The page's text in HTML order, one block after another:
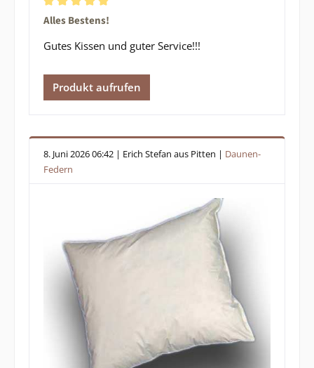
Durchschnittliche Bewertung von 5 von 5 Sternen
Alles Bestens!
Gutes Kissen und guter Service!!!
Produkt aufrufen
8. Juni 2026 06:42 | Erich Stefan aus Pitten | Daunen-
Federn